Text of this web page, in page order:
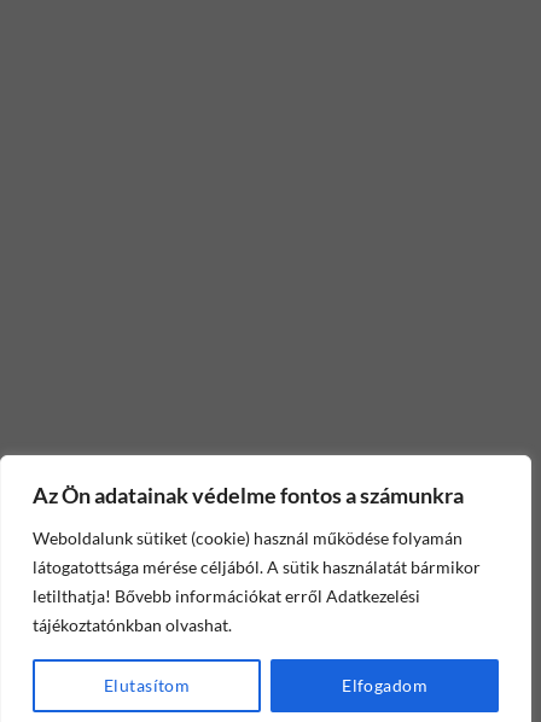
Az Ön adatainak védelme fontos a számunkra
Weboldalunk sütiket (cookie) használ működése folyamán
látogatottsága mérése céljából. A sütik használatát bármikor
letilthatja! Bővebb információkat erről Adatkezelési
tájékoztatónkban olvashat.
Elutasítom Elfogadom